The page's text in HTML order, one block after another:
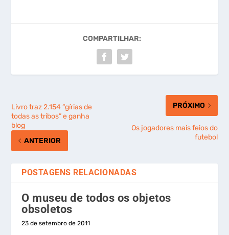
COMPARTILHAR:
Livro traz 2.154 “gírias de
todas as tribos” e ganha
blog
ANTERIOR
PRÓXIMO
Os jogadores mais feios do
futebol
POSTAGENS RELACIONADAS
O museu de todos os objetos
obsoletos
23 de setembro de 2011